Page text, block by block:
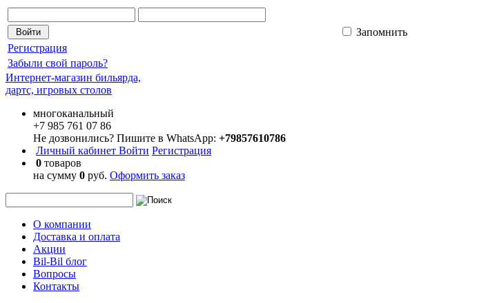
Запомнить
Регистрация
Забыли свой пароль?
Интернет-магазин бильярда,
дартс, игровых столов
многоканальный
+7 985 761 07 86
Не дозвонились? Пишите в WhatsApp: +79857610786
Личный кабинет Войти Регистрация
0 товаров
на сумму 0 руб. Оформить заказ
О компании
Доставка и оплата
Акции
Bil-Bil блог
Вопросы
Контакты